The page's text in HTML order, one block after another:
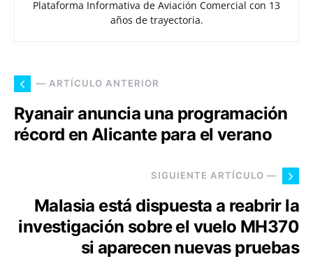
Plataforma Informativa de Aviación Comercial con 13
años de trayectoria.
— ARTÍCULO ANTERIOR
Ryanair anuncia una programación
récord en Alicante para el verano
SIGUIENTE ARTÍCULO —
Malasia está dispuesta a reabrir la
investigación sobre el vuelo MH370
si aparecen nuevas pruebas